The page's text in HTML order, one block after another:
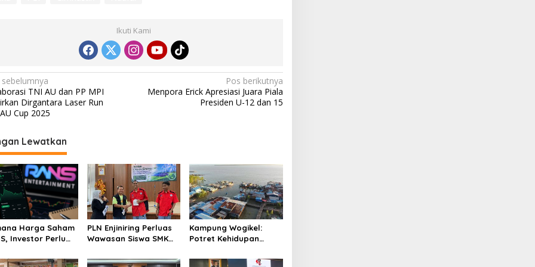
Ikuti Kami
sebelumnya
TNI AU dan PP MPI
Dirgantara Laser Run
Cup 2025
Pos berikutnya
Menpora Erick Apresiasi Juara Piala
Presiden U-12 dan 15
Lewatkan
Harga Saham
Investor Perlu
Menghindari
PLN Enjiniring Perluas
Wawasan Siswa SMK
Perubahan Iklim
Kampung Wogikel:
Potret Kehidupan
Papua yang Bertahan